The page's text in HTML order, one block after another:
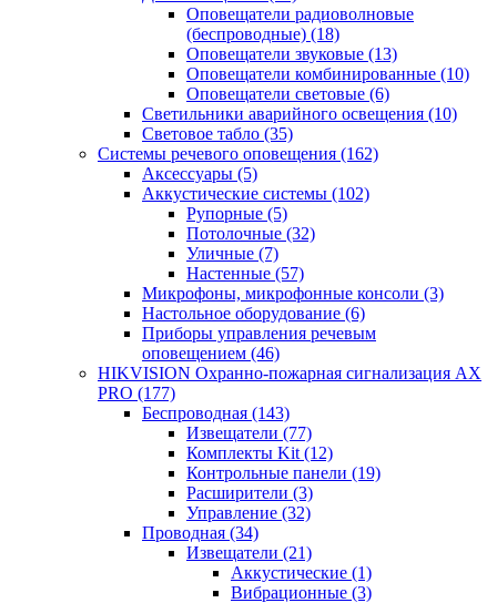
Оповещатели радиоволновые
(беспроводные) (18)
Оповещатели звуковые (13)
Оповещатели комбинированные (10)
Оповещатели световые (6)
Светильники аварийного освещения (10)
Световое табло (35)
Системы речевого оповещения (162)
Аксессуары (5)
Аккустические системы (102)
Рупорные (5)
Потолочные (32)
Уличные (7)
Настенные (57)
Микрофоны, микрофонные консоли (3)
Настольное оборудование (6)
Приборы управления речевым
оповещением (46)
HIKVISION Охранно-пожарная сигнализация AX
PRO (177)
Беспроводная (143)
Извещатели (77)
Комплекты Kit (12)
Контрольные панели (19)
Расширители (3)
Управление (32)
Проводная (34)
Извещатели (21)
Аккустические (1)
Вибрационные (3)